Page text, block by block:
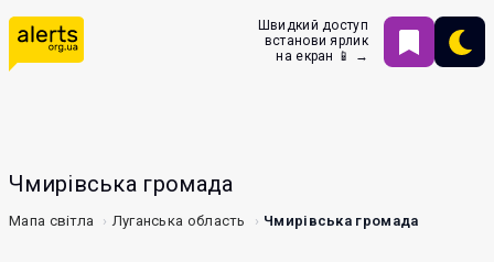
Швидкий доступ
встанови ярлик
на екран 📱 →
Чмирівська громада
Мапа світла Луганська область Чмирівська громада